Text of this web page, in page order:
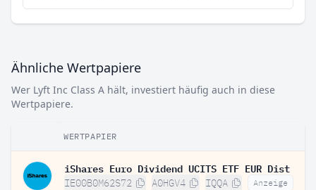
Ähnliche Wertpapiere
Wer Lyft Inc Class A hält, investiert häufig auch in diese
Wertpapiere.
WERTPAPIER
iShares Euro Dividend UCITS ETF EUR Dist
IE00B0M62S72 A0HGV4 IQQA Anzeige